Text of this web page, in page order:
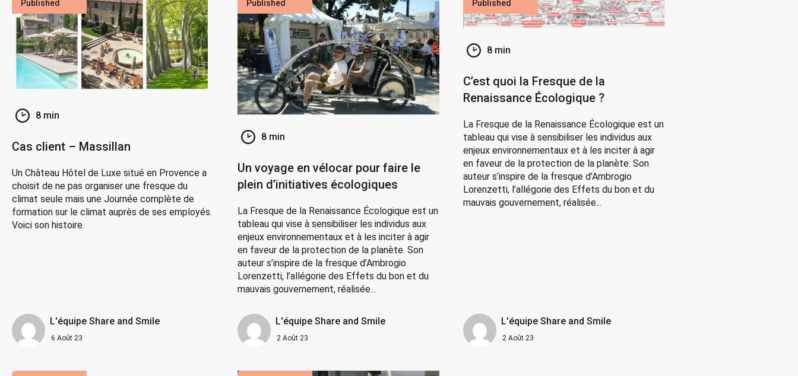
Published
8 min
Cas client – Massillan
Un Château Hôtel de Luxe situé en Provence a
choisit de ne pas organiser une fresque du
climat seule mais une Journée complète de
formation sur le climat auprès de ses employés.
Voici son histoire.
L'équipe Share and Smile
6 Août 23
Published
8 min
Un voyage en vélocar pour faire le
plein d’initiatives écologiques
La Fresque de la Renaissance Écologique est un
tableau qui vise à sensibiliser les individus aux
enjeux environnementaux et à les inciter à agir
en faveur de la protection de la planète. Son
auteur s’inspire de la fresque d’Ambrogio
Lorenzetti, l’allégorie des Effets du bon et du
mauvais gouvernement, réalisée...
L'équipe Share and Smile
2 Août 23
Published
8 min
C’est quoi la Fresque de la
Renaissance Écologique ?
La Fresque de la Renaissance Écologique est un
tableau qui vise à sensibiliser les individus aux
enjeux environnementaux et à les inciter à agir
en faveur de la protection de la planète. Son
auteur s’inspire de la fresque d’Ambrogio
Lorenzetti, l’allégorie des Effets du bon et du
mauvais gouvernement, réalisée...
L'équipe Share and Smile
2 Août 23